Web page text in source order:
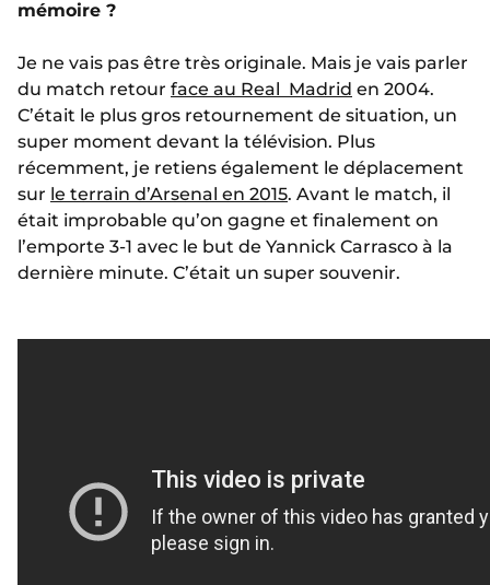
mémoire ?
Je ne vais pas être très originale. Mais je vais parler
du match retour face au Real Madrid en 2004.
C’était le plus gros retournement de situation, un
super moment devant la télévision. Plus
récemment, je retiens également le déplacement
sur le terrain d’Arsenal en 2015. Avant le match, il
était improbable qu’on gagne et finalement on
l’emporte 3-1 avec le but de Yannick Carrasco à la
dernière minute. C’était un super souvenir.